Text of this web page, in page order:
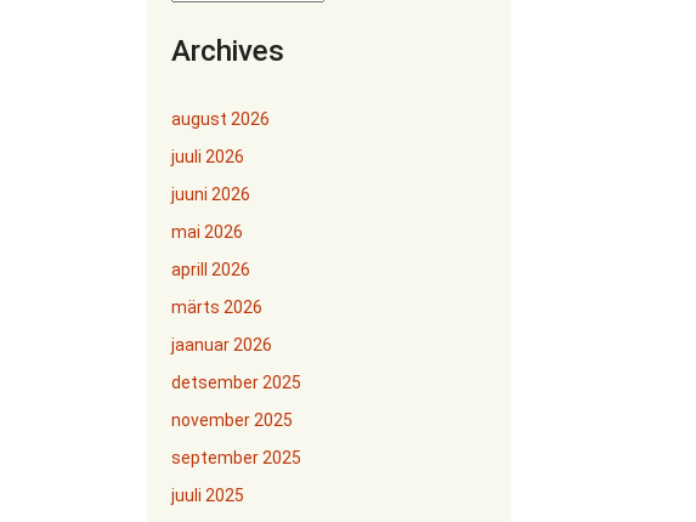
Archives
august 2026
juuli 2026
juuni 2026
mai 2026
aprill 2026
märts 2026
jaanuar 2026
detsember 2025
november 2025
september 2025
juuli 2025